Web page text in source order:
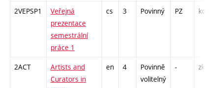
2VEPSP1
Veřejná
prezentace
semestrální
práce 1
cs 3 Povinný PZ kol
2ACT
Artists and
Curators in
en 4
Povinně
volitelný
- zk